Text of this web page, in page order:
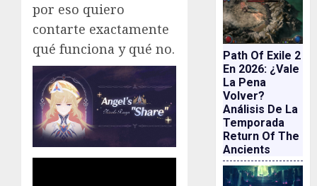
por eso quiero
contarte exactamente
qué funciona y qué no.
Path Of Exile 2
En 2026: ¿vale
La Pena
Volver?
Análisis De La
Temporada
Return Of The
Ancients